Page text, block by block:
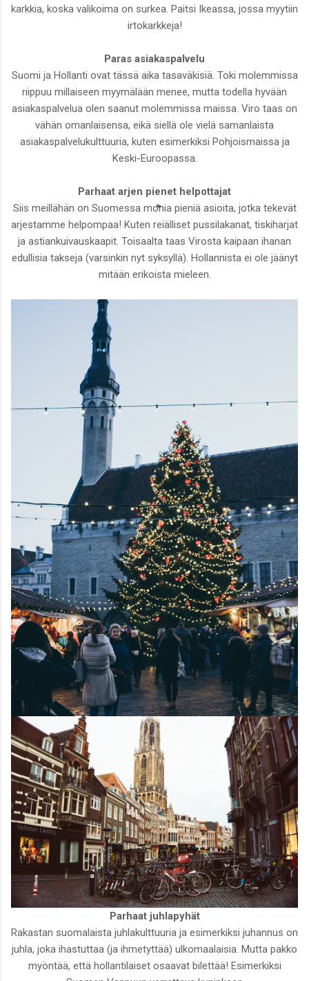
karkkia, koska valikoima on surkea. Paitsi Ikeassa, jossa myytiin
irtokarkkeja!
Paras asiakaspalvelu
Suomi ja Hollanti ovat tässä aika tasaväkisiä. Toki molemmissa
riippuu millaiseen myymälään menee, mutta todella hyvään
asiakaspalvelua olen saanut molemmissa maissa. Viro taas on
vähän omanlaisensa, eikä siellä ole vielä samanlaista
asiakaspalvelukulttuuria, kuten esimerkiksi Pohjoismaissa ja
Keski-Euroopassa.
Parhaat arjen pienet helpottajat
Siis meillähän on Suomessa monia pieniä asioita, jotka tekevät
arjestamme helpompaa! Kuten reiälliset pussilakanat, tiskiharjat
ja astiankuivauskaapit. Toisaalta taas Virosta kaipaan ihanan
edullisia takseja (varsinkin nyt syksyllä). Hollannista ei ole jäänyt
mitään erikoista mieleen.
Parhaat juhlapyhät
Rakastan suomalaista juhlakulttuuria ja esimerkiksi juhannus on
juhla, joka ihastuttaa (ja ihmetyttää) ulkomaalaisia. Mutta pakko
myöntää, että hollantilaiset osaavat bilettää! Esimerkiksi